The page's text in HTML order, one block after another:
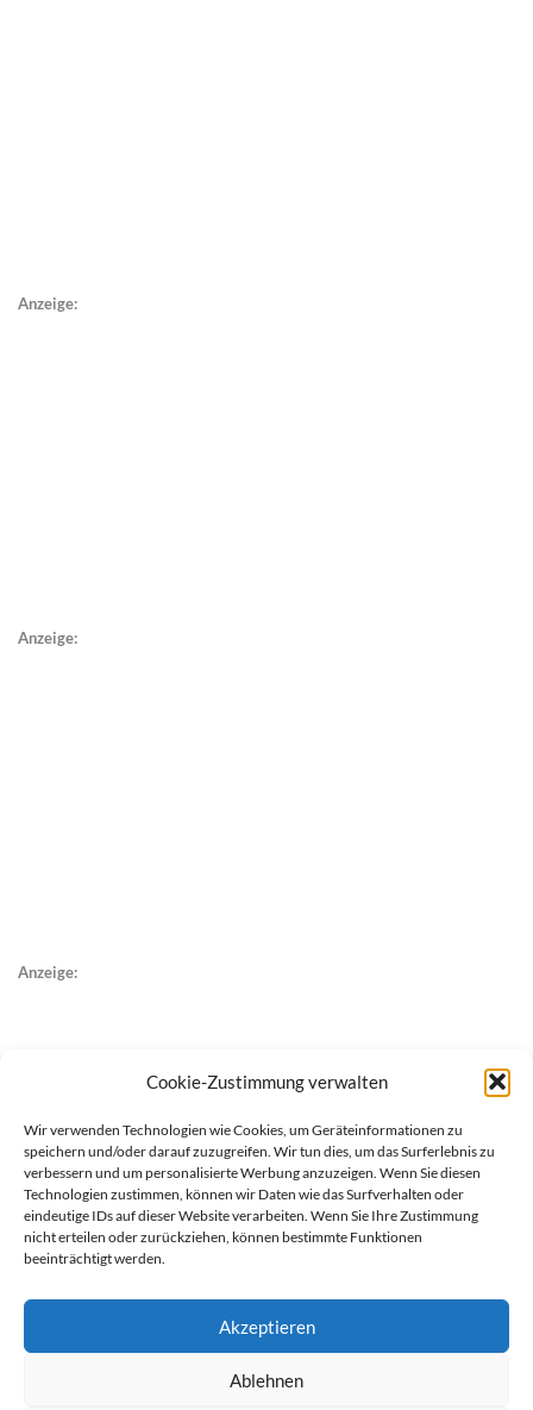
Cookie-Zustimmung verwalten
Wir verwenden Technologien wie Cookies, um Geräteinformationen zu
speichern und/oder darauf zuzugreifen. Wir tun dies, um das Surferlebnis zu
verbessern und um personalisierte Werbung anzuzeigen. Wenn Sie diesen
Technologien zustimmen, können wir Daten wie das Surfverhalten oder
eindeutige IDs auf dieser Website verarbeiten. Wenn Sie Ihre Zustimmung
nicht erteilen oder zurückziehen, können bestimmte Funktionen
beeinträchtigt werden.
Akzeptieren
Ablehnen
Anzeige:
Anzeige:
Anzeige: